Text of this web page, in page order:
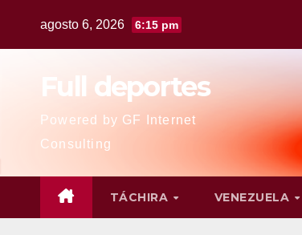
agosto 6, 2026 6:15 pm
Full deportes
Powered by GF Internet
Consulting
TÁCHIRA VENEZUELA